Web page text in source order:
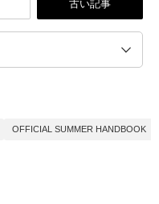
古い記事
OFFICIAL SUMMER HANDBOOK